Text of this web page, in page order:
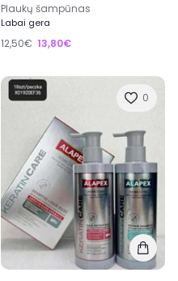
Plaukų šampūnas
Labai gera
12,50€ 13,80€
0